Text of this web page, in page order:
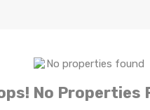
No Properties